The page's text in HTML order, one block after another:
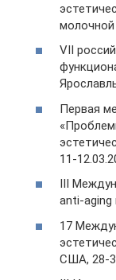
молочной
VII
Первая
11-
III
anti-aging
17
США, 28-